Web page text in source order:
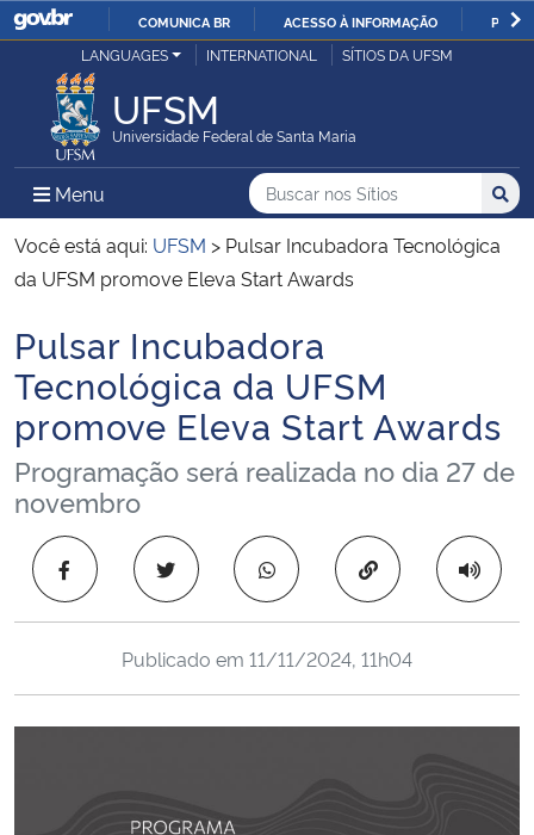
IR
COMUNICA BR ACESSO À INFORMAÇÃO
Ministério da Justiça e Segurança Pública
Ministério da Defesa
Ministério das Relações Exteriores
Ministério da Infraestrutura
Ministério da Agricultura, Pecuária e Abastecimento
Ministério da Educação
Ministério da Cidadania
Ministério da Saúde
LANGUAGES INTERNATIONAL SÍTIOS DA UFSM
UFSM
Universidade Federal de Santa Maria
Menu Menu Principal do Sítio
Busca
Buscar no nos Sítios
Busca:
Você está aqui: UFSM > Pulsar Incubadora Tecnológica
da UFSM promove Eleva Start Awards
Início do conteúdo
Pulsar Incubadora
Tecnológica da UFSM
promove Eleva Start Awards
Programação será realizada no dia 27 de
novembro
Copiar para área
Publicado em 11/11/2024, 11h04